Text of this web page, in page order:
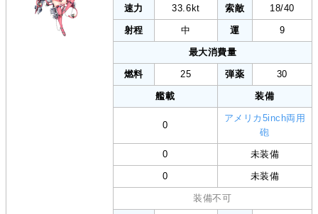
速力 33.6kt 索敵 18/40
射程 中 運 9
最大消費量
燃料 25 弾薬 30
艦載 装備
0
アメリカ5inch両用
砲
0 未装備
0 未装備
装備不可